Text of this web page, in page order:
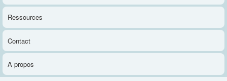
Ressources
Contact
A propos